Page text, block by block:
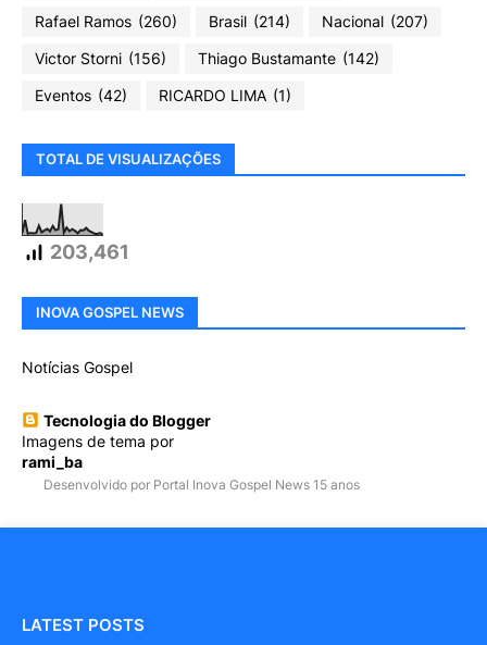
Rafael Ramos (260) Brasil (214) Nacional (207)
Victor Storni (156) Thiago Bustamante (142)
Eventos (42) RICARDO LIMA (1)
TOTAL DE VISUALIZAÇÕES
203,461
INOVA GOSPEL NEWS
Notícias Gospel
Tecnologia do Blogger
Imagens de tema por
rami_ba
Desenvolvido por Portal Inova Gospel News 15 anos
LATEST POSTS